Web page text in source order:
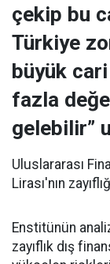
çekip bu
Türkiye
büyük
fazla
gelebilir”
Uluslararası
Lirası'nın
Enstitünün
zayıflık dış